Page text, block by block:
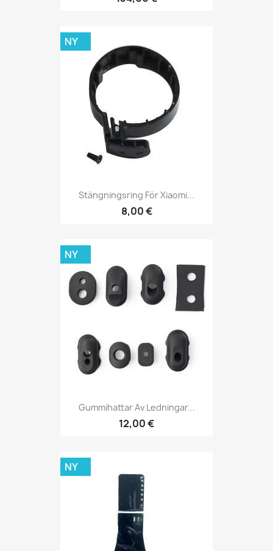
Stängningsring För Xiaomi...
8,00 €
NY
Gummihattar Av Ledningar...
12,00 €
NY
NY